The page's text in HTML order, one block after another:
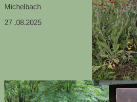
Michelbach
27 .08.2025